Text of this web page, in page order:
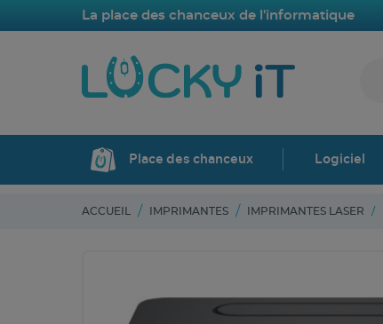
La place des chanceux de l'informatique
Place des chanceux Logiciel
ACCUEIL IMPRIMANTES IMPRIMANTES LASER